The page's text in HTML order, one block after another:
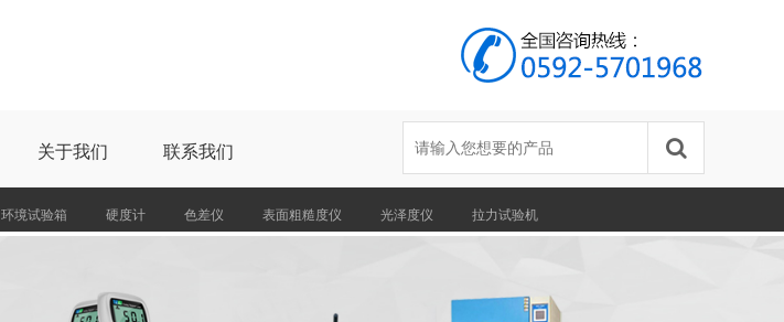
关于我们 联系我们
环境试验箱 硬度计 色差仪 表面粗糙度仪 光泽度仪 拉力试验机